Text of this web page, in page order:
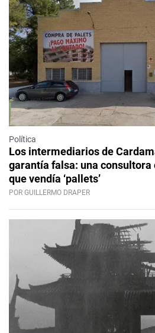
Política
Los intermediarios de
garantía falsa: una consultora
que vendía ‘pallets’
POR GUILLERMO DRAPER